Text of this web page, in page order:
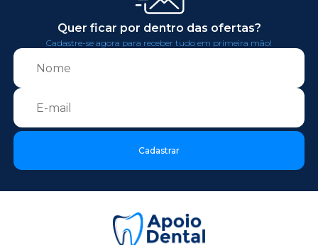
Quer ficar por dentro das ofertas?
Cadastre-se agora para receber tudo em primeira mão!
Cadastrar